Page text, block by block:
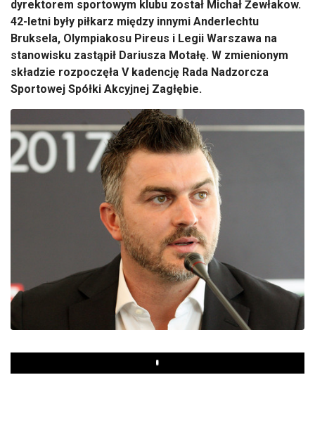
dyrektorem sportowym klubu został Michał Żewłakow.
42-letni były piłkarz między innymi Anderlechtu
Bruksela, Olympiakosu Pireus i Legii Warszawa na
stanowisku zastąpił Dariusza Motałę. W zmienionym
składzie rozpoczęła V kadencję Rada Nadzorcza
Sportowej Spółki Akcyjnej Zagłębie.
Play